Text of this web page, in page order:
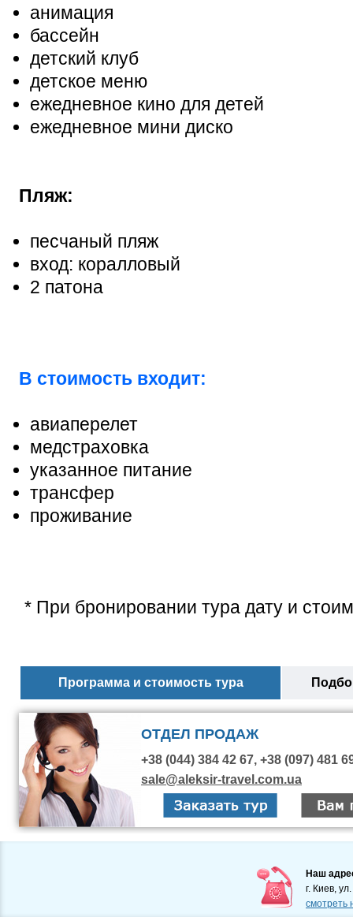
анимация
бассейн
детский клуб
детское меню
ежедневное кино для детей
ежедневное мини диско
Пляж:
песчаный пляж
вход: коралловый
2 патона
В стоимость входит:
авиаперелет
медстраховка
указанное питание
трансфер
проживание
* При бронировании тура дату и
Программа и стоимость тура
ОТДЕЛ ПРОДАЖ
+38 (044) 384 42 67, +38 (097) 481
sale@aleksir-travel.com.ua
Наш
г. Киев,
смотреть